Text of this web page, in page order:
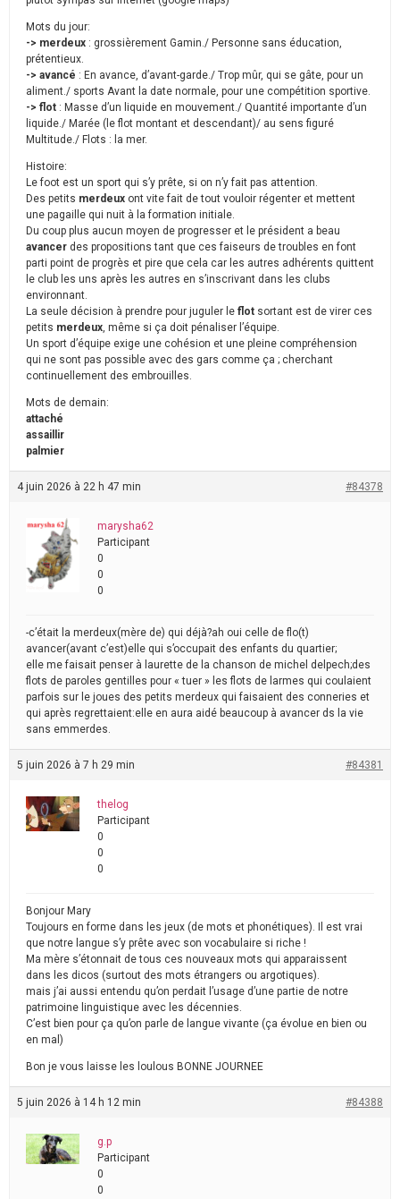
Mots du jour:
-> merdeux : grossièrement Gamin./ Personne sans éducation,
prétentieux.
-> avancé : En avance, d’avant-garde./ Trop mûr, qui se gâte, pour un
aliment./ sports Avant la date normale, pour une compétition sportive.
-> flot : Masse d’un liquide en mouvement./ Quantité importante d’un
liquide./ Marée (le flot montant et descendant)/ au sens figuré
Multitude./ Flots : la mer.
Histoire:
Le foot est un sport qui s’y prête, si on n’y fait pas attention.
Des petits merdeux ont vite fait de tout vouloir régenter et mettent
une pagaille qui nuit à la formation initiale.
Du coup plus aucun moyen de progresser et le président a beau
avancer des propositions tant que ces faiseurs de troubles en font
parti point de progrès et pire que cela car les autres adhérents quittent
le club les uns après les autres en s’inscrivant dans les clubs
environnant.
La seule décision à prendre pour juguler le flot sortant est de virer ces
petits merdeux, même si ça doit pénaliser l’équipe.
Un sport d’équipe exige une cohésion et une pleine compréhension
qui ne sont pas possible avec des gars comme ça ; cherchant
continuellement des embrouilles.
Mots de demain:
attaché
assaillir
palmier
4 juin 2026 à 22 h 47 min #84378
marysha62
Participant
0
0
0
-c’était la merdeux(mère de) qui déjà?ah oui celle de flo(t)
avancer(avant c’est)elle qui s’occupait des enfants du quartier;
elle me faisait penser à laurette de la chanson de michel delpech;des
flots de paroles gentilles pour « tuer » les flots de larmes qui coulaient
parfois sur le joues des petits merdeux qui faisaient des conneries et
qui après regrettaient:elle en aura aidé beaucoup à avancer ds la vie
sans emmerdes.
5 juin 2026 à 7 h 29 min #84381
thelog
Participant
0
0
0
Bonjour Mary
Toujours en forme dans les jeux (de mots et phonétiques). Il est vrai
que notre langue s’y prête avec son vocabulaire si riche !
Ma mère s’étonnait de tous ces nouveaux mots qui apparaissent
dans les dicos (surtout des mots étrangers ou argotiques).
mais j’ai aussi entendu qu’on perdait l’usage d’une partie de notre
patrimoine linguistique avec les décennies.
C’est bien pour ça qu’on parle de langue vivante (ça évolue en bien ou
en mal)
Bon je vous laisse les loulous BONNE JOURNEE
5 juin 2026 à 14 h 12 min #84388
g.p
Participant
0
0